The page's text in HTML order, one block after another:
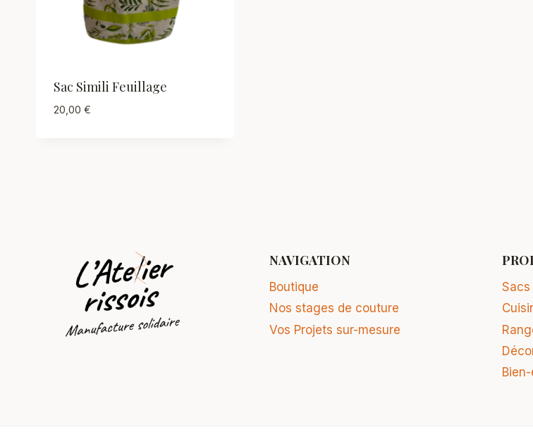
Sac Simili Feuillage
20,00 €
NAVIGATION
Boutique
Nos stages de couture
Vos Projets sur-mesure
Sacs